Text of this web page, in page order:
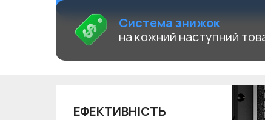
Система знижок
на кожний наступний
ЕФЕКТИВНІСТЬ